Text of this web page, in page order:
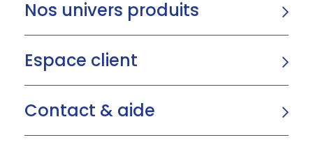
Nos univers produits
Espace client
Contact & aide